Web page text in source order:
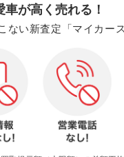
車が高く売れる！
ない新査定「マイカー